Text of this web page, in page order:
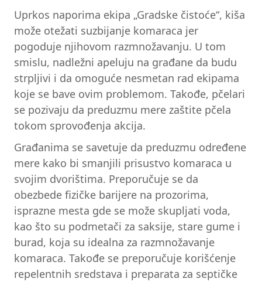
Uprkos naporima ekipa „Gradske čistoće“, kiša
može otežati suzbijanje komaraca jer
pogoduje njihovom razmnožavanju. U tom
smislu, nadležni apeluju na građane da budu
strpljivi i da omoguće nesmetan rad ekipama
koje se bave ovim problemom. Takođe, pčelari
se pozivaju da preduzmu mere zaštite pčela
tokom sprovođenja akcija.
Građanima se savetuje da preduzmu određene
mere kako bi smanjili prisustvo komaraca u
svojim dvorištima. Preporučuje se da
obezbede fizičke barijere na prozorima,
isprazne mesta gde se može skupljati voda,
kao što su podmetači za saksije, stare gume i
burad, koja su idealna za razmnožavanje
komaraca. Takođe se preporučuje korišćenje
repelentnih sredstava i preparata za septičke